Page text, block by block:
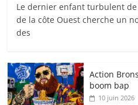
Le dernier enfant turbulent
de la côte Ouest cherche un
des
Action
boom bap
10 juin 2026